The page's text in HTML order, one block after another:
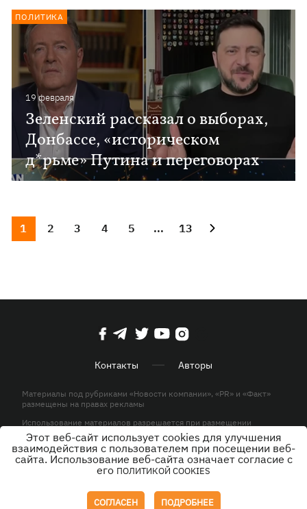
19 февраля
Зеленский рассказал о выборах,
Донбассе, «историческом
д*рьме» Путина и переговорах
ПОЛИТИКА
1 2 3 4 5 ... 13
Контакты Авторы
Материалы под рубриками «Новости компании», «PR» и «Факт»
размещены на правах рекламы
Использование материалов разрешается при размещении
активной гиперссылки на KP.UA в первом абзаце.
© ООО «ЮЛАВ МЕДИА»,2026. Все права защищены.
Этот веб-сайт использует cookies для улучшения
взаимодействия с пользователем при посещении веб-
сайта. Использование веб-сайта означает согласие с
его ПОЛИТИКОЙ COOKIES
СОГЛАСЕН ПОДРОБНЕЕ